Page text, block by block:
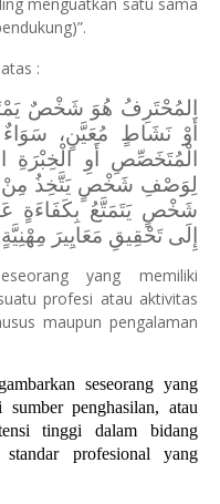
:
المُحْتَرِفُ هُوَ شَخْصٌ
أَوْ نَشَاطٍ مُعَيَّنٍ،
الْمُتَخَصِّصِ أَوِ الْخِبْرَةِ
لِوَصْفِ شَخْصٍ يَتَّخِذُ مِنْ
شَخْصٍ يَتَمَتَّعُ بِكَفَاءَةٍ
إِلَى تَحْقِيقِ مَعَايِيرَ
yang memiliki
profesi atau aktivitas
maupun pengalaman
seseorang yang
penghasilan, atau
tinggi dalam bidang
profesional yang